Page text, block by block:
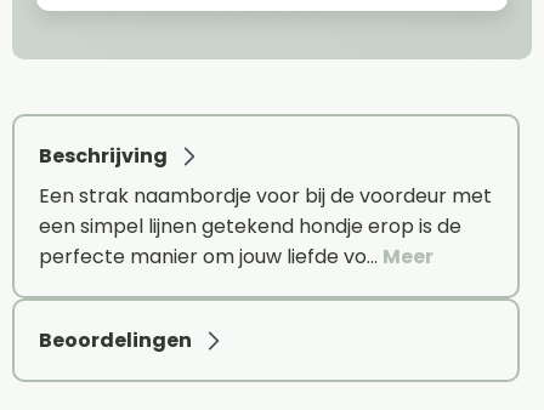
Beschrijving
Een strak naambordje voor bij de voordeur met
een simpel lijnen getekend hondje erop is de
perfecte manier om jouw liefde vo… Meer
Beoordelingen